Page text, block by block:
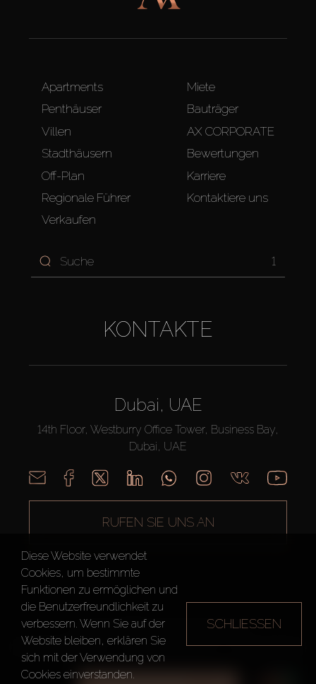
Apartments
Penthäuser
Villen
Stadthäusern
Off-Plan
Regionale Führer
Verkaufen
Miete
Bauträger
AX CORPORATE
Bewertungen
Karriere
Kontaktiere uns
1
KONTAKTE
Dubai, UAE
14th Floor, Westburry Office Tower, Business Bay,
Dubai, UAE
RUFEN SIE UNS AN
AX CAPITAL ©2026 Alle Rechte vorbehalten
Nutzungsbedingungen
Datenschutzrichtlinie Seitenverzeichnis
Diese Website verwendet
Cookies, um bestimmte
Funktionen zu ermöglichen und
die Benutzerfreundlichkeit zu
verbessern. Wenn Sie auf der
Website bleiben, erklären Sie
sich mit der Verwendung von
Cookies einverstanden.
SCHLIESSEN